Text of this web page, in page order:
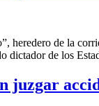
de la
dictador de los
juzgar